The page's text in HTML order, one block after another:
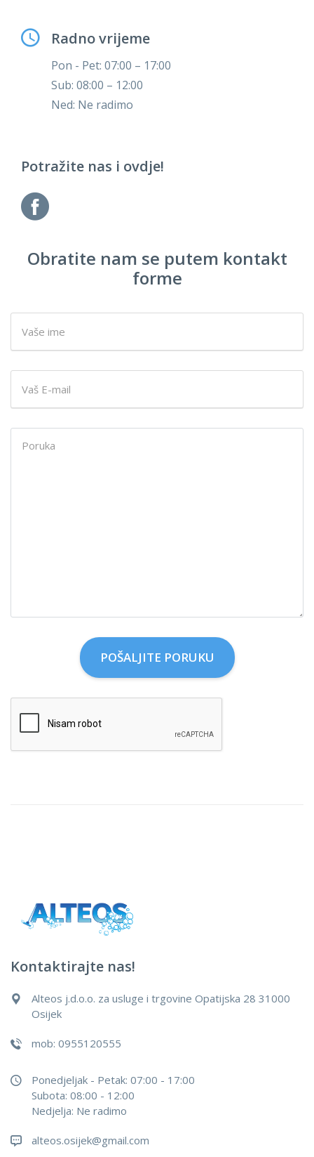
Radno vrijeme
Pon - Pet: 07:00 – 17:00
Sub: 08:00 – 12:00
Ned: Ne radimo
Potražite nas i ovdje!
Obratite nam se putem kontakt
forme
Kontaktirajte nas!
Alteos j.d.o.o. za usluge i trgovine Opatijska 28 31000
Osijek
mob: 0955120555
Ponedjeljak - Petak: 07:00 - 17:00
Subota: 08:00 - 12:00
Nedjelja: Ne radimo
alteos.osijek@gmail.com